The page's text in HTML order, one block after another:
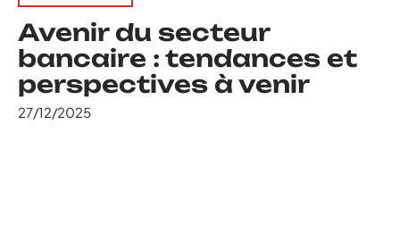
Avenir du secteur
bancaire : tendances et
perspectives à venir
27/12/2025